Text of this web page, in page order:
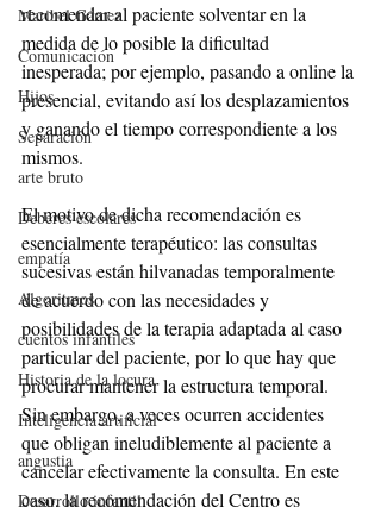
Maribel Gámez
Comunicación
Hijos
Separación
arte bruto
Deberes escolares
empatía
Algoritmos
cuentos infantiles
Historia de la locura
Inteligencia artificial
angustia
Desarrollo infantil
recomendar al paciente solventar en la
medida de lo posible la dificultad
inesperada; por ejemplo, pasando a online la
presencial, evitando así los desplazamientos
y ganando el tiempo correspondiente a los
mismos.
El motivo de dicha recomendación es
esencialmente terapéutico: las consultas
sucesivas están hilvanadas temporalmente
de acuerdo con las necesidades y
posibilidades de la terapia adaptada al caso
particular del paciente, por lo que hay que
procurar mantener la estructura temporal.
Sin embargo, a veces ocurren accidentes
que obligan ineludiblemente al paciente a
cancelar efectivamente la consulta. En este
caso, la recomendación del Centro es